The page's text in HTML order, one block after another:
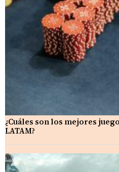
¿Cuáles son los mejores
LATAM?